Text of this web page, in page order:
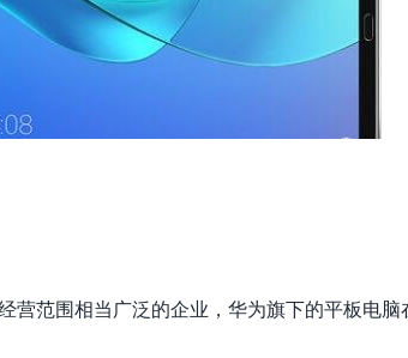
营范围相当广泛的企业，华为旗下的平板电脑